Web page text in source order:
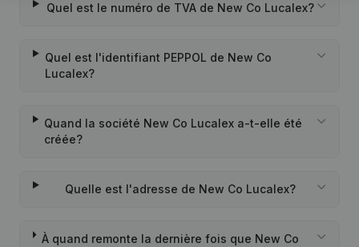
Quel est le numéro de TVA de New Co Lucalex?
Quel est l'identifiant PEPPOL de New Co
Lucalex?
Quand la société New Co Lucalex a-t-elle été
créée?
Quelle est l'adresse de New Co Lucalex?
À quand remonte la dernière fois que New Co